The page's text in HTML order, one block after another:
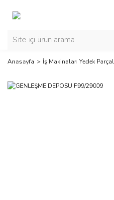
Anasayfa İş Makinaları Yedek